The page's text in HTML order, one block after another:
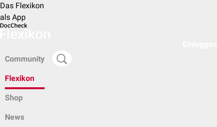
Das Flexikon
als App
Community
Flexikon
Shop
News